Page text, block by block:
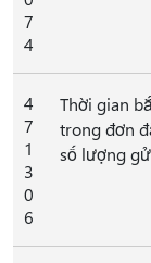
7
4
4
7
1
3
0
6
Thời gian
trong đơn
số lượng